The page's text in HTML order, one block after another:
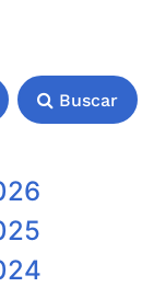
Buscar